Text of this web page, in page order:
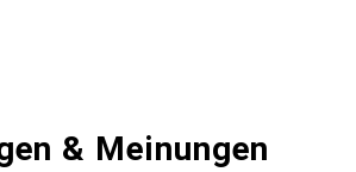
& Meinungen